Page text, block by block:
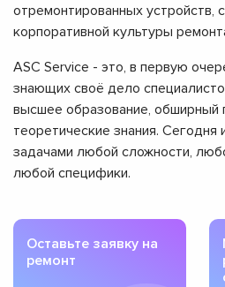
отремонтированных устройств,
корпоративной культуры
ASC Service - это, в первую
знающих своё дело
высшее образование, обширный
теоретические знания. Сегодня
задачами любой сложности,
любой специфики.
Оставьте заявку на
ремонт